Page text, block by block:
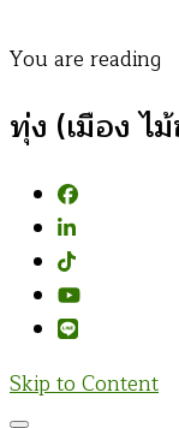
You are reading
ทุ่ง (เมือง ไ
Skip to Content